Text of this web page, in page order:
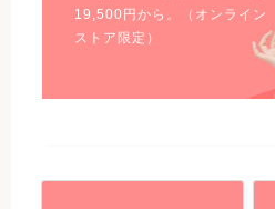
19,500 円から。（オンライン
ストア限定）